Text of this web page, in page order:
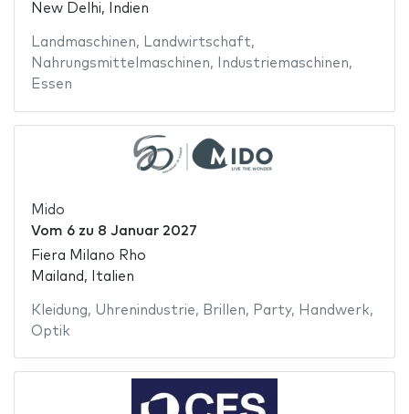
New Delhi, Indien
Landmaschinen, Landwirtschaft,
Nahrungsmittelmaschinen, Industriemaschinen,
Essen
Mido
Vom 6zu 8 Januar 2027
Fiera Milano Rho
Mailand, Italien
Kleidung, Uhrenindustrie, Brillen, Party, Handwerk,
Optik